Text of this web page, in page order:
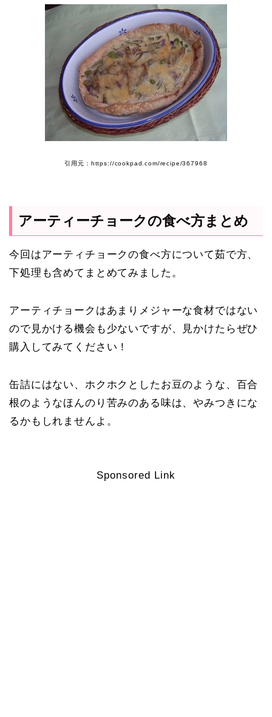
引用元：https://cookpad.com/recipe/367968
アーティーチョークの食べ方まとめ
今回はアーティチョークの食べ方について茹で方、
下処理も含めてまとめてみました。
アーティチョークはあまりメジャーな食材ではない
ので見かける機会も少ないですが、見かけたらぜひ
購入してみてください！
缶詰にはない、ホクホクとしたお豆のような、百合
根のようなほんのり苦みのある味は、やみつきにな
るかもしれませんよ。
Sponsored Link